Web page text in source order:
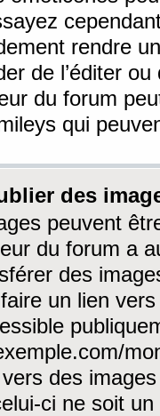
rendre
de l’éditer
du forum
qui
des
peuvent
du forum a
des
un lien
des
ci ne soit